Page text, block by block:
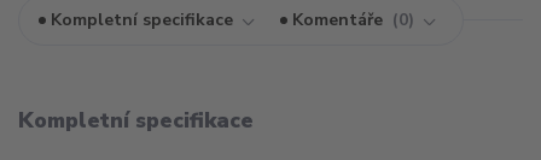
Kompletní specifikace Komentáře 0
Kompletní specifikace